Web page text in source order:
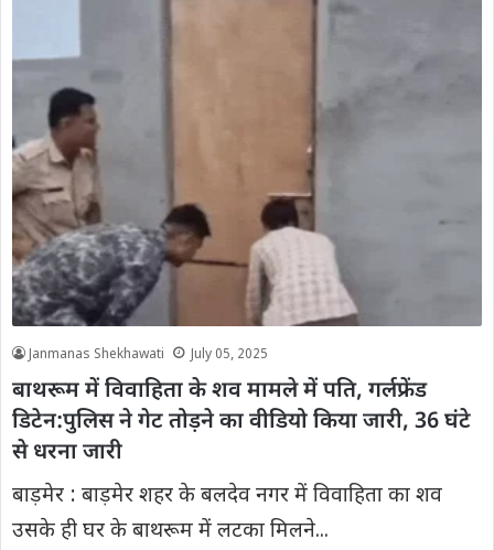
Janmanas Shekhawati July 05, 2025
बाथरूम में विवाहिता के शव मामले में पति, गर्लफ्रेंड
डिटेन:पुलिस ने गेट तोड़ने का वीडियो किया जारी, 36 घंटे
से धरना जारी
बाड़मेर : बाड़मेर शहर के बलदेव नगर में विवाहिता का शव
उसके ही घर के बाथरूम में लटका मिलने...